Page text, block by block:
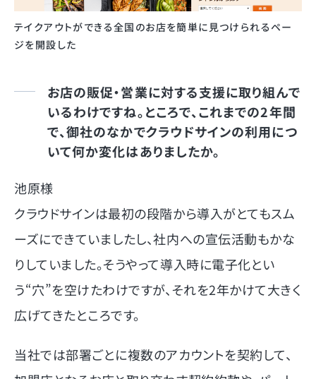
テイクアウトができる全国のお店を簡単に見つけられるペー
ジを開設した
お店の販促・営業に対する支援に取り組んで
いるわけですね。ところで、これまでの2年間
で、御社のなかでクラウドサインの利用につ
いて何か変化はありましたか。
池原様
クラウドサインは最初の段階から導入がとてもスム
ーズにできていましたし、社内への宣伝活動もかな
りしていました。そうやって導入時に電子化とい
う“穴”を空けたわけですが、それを2年かけて大きく
広げてきたところです。
当社では部署ごとに複数のアカウントを契約して、